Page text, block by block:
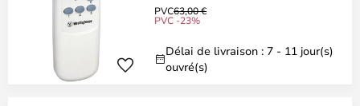
PVC63,00 €
PVC -23%
Délai de livraison : 7 - 11 jour(s)
ouvré(s)